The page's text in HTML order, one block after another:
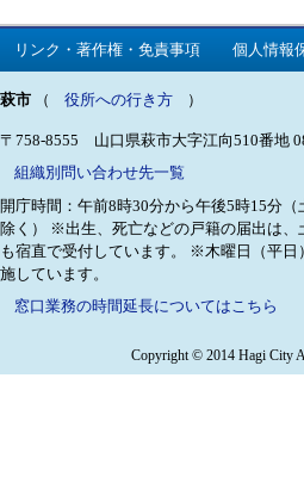
リンク・著作権・免責事項 個人情報
萩市 （ 役所への行き方 ）
〒758-8555 山口県萩市大字江向510番地
組織別問い合わせ先一覧
開庁時間：午前8時30分から午後5時15分
除く）
※出生、死亡などの戸籍の届出は
も宿直で受付しています。
※木曜日（平日
施しています。
窓口業務の時間延長についてはこちら
Copyright © 2014 Hagi City